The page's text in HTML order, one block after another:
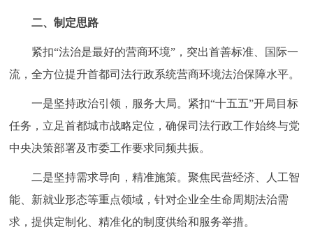
参与调查 在线访谈 图说互动
北京概况 十六区概览 人文北京
多语种
二、制定思路
紧扣“法治是最好的营商环境”，突出首善标准、国际一
流，全方位提升首都司法行政系统营商环境法治保障水平。
一是坚持政治引领，服务大局。紧扣“十五五”开局目标
任务，立足首都城市战略定位，确保司法行政工作始终与党
中央决策部署及市委工作要求同频共振。
二是坚持需求导向，精准施策。聚焦民营经济、人工智
能、新就业形态等重点领域，针对企业全生命周期法治需
求，提供定制化、精准化的制度供给和服务举措。